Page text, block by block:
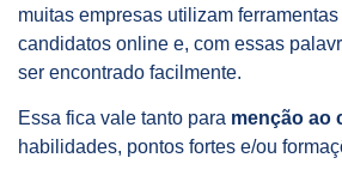
muitas empresas utilizam
candidatos online e, com essas
ser encontrado facilmente.
Essa fica vale tanto para menção ao
habilidades, pontos fortes e/ou